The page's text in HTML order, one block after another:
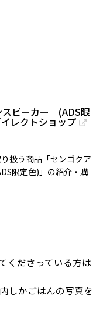
ピーカー (ADS限
レクトショップ
扱う商品「センゴクア
限定色)」の紹介・購
くださっている方は
しかごはんの写真を